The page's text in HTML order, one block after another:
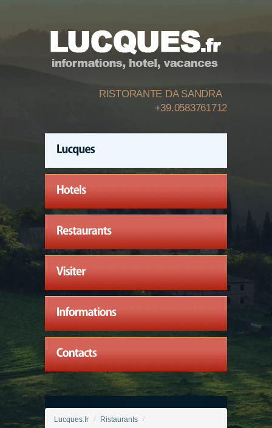
RISTORANTE DA SANDRA
+39.0583761712
Lucques.fr / Ristaurants /